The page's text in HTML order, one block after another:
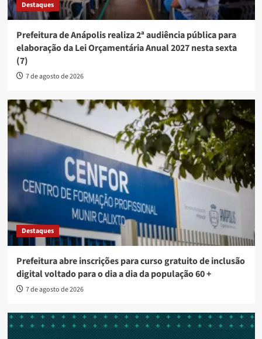
Destaques
Prefeitura de Anápolis realiza 2ª audiência pública para
elaboração da Lei Orçamentária Anual 2027 nesta sexta
(7)
7 de agosto de 2026
Destaques
Prefeitura abre inscrições para curso gratuito de inclusão
digital voltado para o dia a dia da população 60 +
7 de agosto de 2026